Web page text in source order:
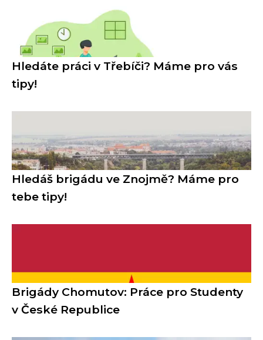
Hledáte práci v Třebíči? Máme pro vás
tipy!
Hledáš brigádu ve Znojmě? Máme pro
tebe tipy!
Brigády Chomutov: Práce pro Studenty
v České Republice